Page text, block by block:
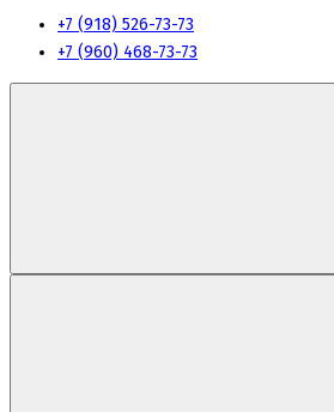
+7 (918) 526-73-73
+7 (960) 468-73-73